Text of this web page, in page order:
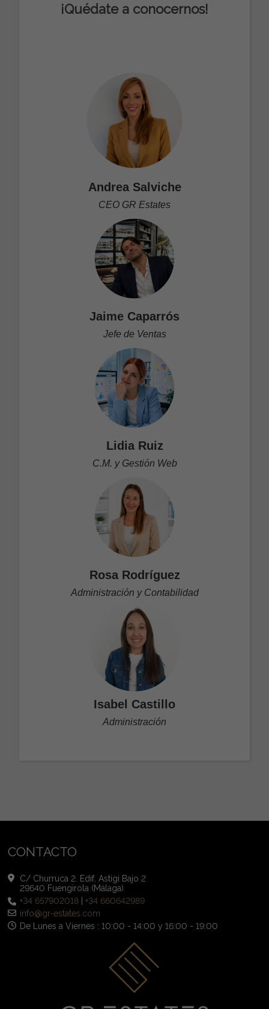
¡Quédate a conocernos!
Andrea Salviche
CEO GR Estates
Jaime Caparrós
Jefe de Ventas
Lidia Ruiz
C.M. y Gestión Web
Rosa Rodríguez
Administración y Contabilidad
Isabel Castillo
Administración
CONTACTO
C/ Churruca 2. Edif. Astigi Bajo 2
29640 Fuengirola (Málaga)
+34 657902018 |+34 660642989
info@gr-estates.com
De Lunes a Viernes : 10:00 - 14:00 y 16:00 - 19:00